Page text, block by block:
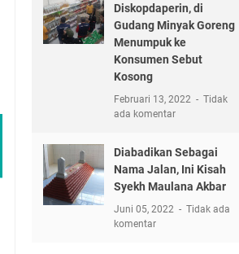
Diskopdaperin, di
Gudang Minyak Goreng
Menumpuk ke
Konsumen Sebut
Kosong
Februari 13, 2022
Tidak
ada komentar
Diabadikan Sebagai
Nama Jalan, Ini Kisah
Syekh Maulana Akbar
Juni 05, 2022
Tidak ada
komentar